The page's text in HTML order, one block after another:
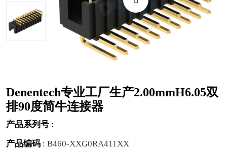
Denentech专业工厂生产2.00mmH6.05双
排90度简牛连接器
产品系列号 :
产品编码 : B460-XXG0RA411XX